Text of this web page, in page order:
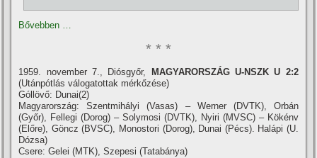
Bővebben …
* * *
1959. november 7., Diósgyőr,
MAGYARORSZÁG U-NSZK U 2:2
(Utánpótlás válogatottak mérkőzése)
Góllövő: Dunai(2)
Magyarország: Szentmihályi (Vasas) – Werner (DVTK), Orbán
(Győr), Fellegi (Dorog) – Solymosi (DVTK), Nyiri (MVSC) – Kökénv
(Előre), Göncz (BVSC), Monostori (Dorog), Dunai (Pécs). Halápi (U.
Dózsa)
Csere: Gelei (MTK), Szepesi (Tatabánya)